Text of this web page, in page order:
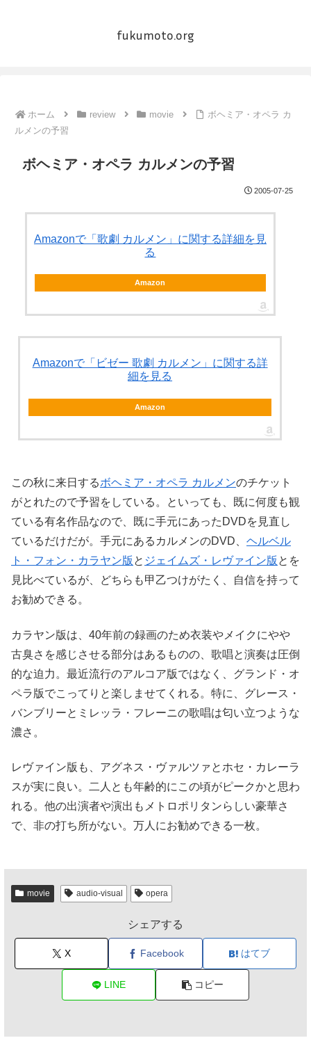
fukumoto.org
ホーム review movie
ボヘミア・オペラ カ
ルメンの予習
ボヘミア・オペラ カルメンの予習
2005-07-25
Amazonで「歌劇 カルメン」に関する詳細を見
る
Amazon
Amazonで「ビゼー 歌劇 カルメン」に関する詳
細を見る
Amazon
この秋に来日するボヘミア・オペラ カルメンのチケット
がとれたので予習をしている。といっても、既に何度も観
ている有名作品なので、既に手元にあったDVDを見直し
ているだけだが。手元にあるカルメンのDVD、 ヘルベル
ト・フォン・カラヤン版 と ジェイムズ・レヴァイン版 とを
見比べているが、どちらも甲乙つけがたく、自信を持って
お勧めできる。
カラヤン版は、40年前の録画のため衣装やメイクにやや
古臭さを感じさせる部分はあるものの、歌唱と演奏は圧倒
的な迫力。最近流行のアルコア版ではなく、グランド・オ
ペラ版でこってりと楽しませてくれる。特に、グレース・
バンブリーとミレッラ・フレーニの歌唱は匂い立つような
濃さ。
レヴァイン版も、アグネス・ヴァルツァとホセ・カレーラ
スが実に良い。二人とも年齢的にこの頃がピークかと思わ
れる。他の出演者や演出もメトロポリタンらしい豪華さ
で、非の打ち所がない。万人にお勧めできる一枚。
movie audio-visual opera
シェアする
X Facebook はてブ
LINE コピー